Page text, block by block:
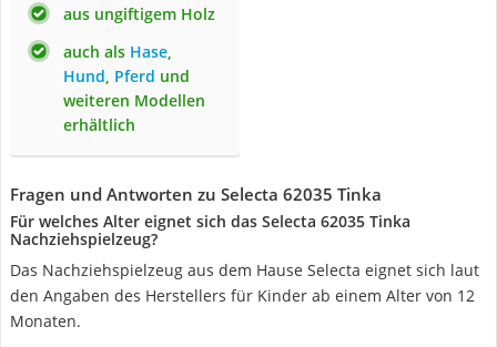
aus ungiftigem Holz
auch als Hase,
Hund, Pferd und
weiteren Modellen
erhältlich
Fragen und Antworten zu Selecta 62035 Tinka
Für welches Alter eignet sich das Selecta 62035 Tinka
Nachziehspielzeug?
Das Nachziehspielzeug aus dem Hause Selecta eignet sich laut
den Angaben des Herstellers für Kinder ab einem Alter von 12
Monaten.